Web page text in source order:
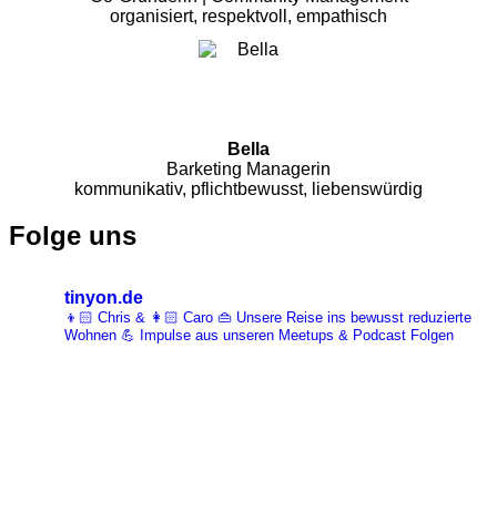
organisiert, respektvoll, empathisch
Bella
Barketing Managerin
kommunikativ, pflichtbewusst, liebenswürdig
Folge uns
tinyon.de
👦🏻 Chris & 👩🏻 Caro 👜 Unsere Reise ins bewusst reduzierte
Wohnen 💪 Impulse aus unseren Meetups & Podcast Folgen